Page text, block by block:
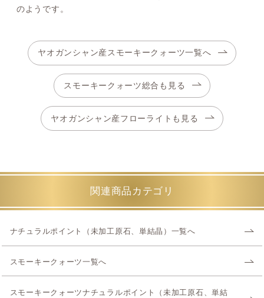
のようです。
ヤオガンシャン産スモーキークォーツ一覧へ
スモーキークォーツ総合も見る
ヤオガンシャン産フローライトも見る
関連商品カテゴリ
ナチュラルポイント（未加工原石、単結晶）一覧へ
スモーキークォーツ一覧へ
スモーキークォーツナチュラルポイント（未加工原石、単結